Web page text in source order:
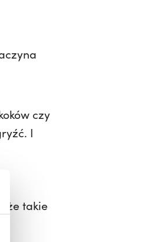
czy
I
że takie